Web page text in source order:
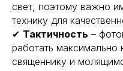
свет, поэтому важно
технику для
✔ Тактичность –
работать
священнику и
Съемка конференций
Съемка выставки
Крестины
Венчание
Обучение съемке и монтажу